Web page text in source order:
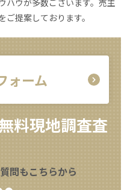
ハウが多数ございます。売主
提案しております。
ォーム
料現地調査査
問もこちらから